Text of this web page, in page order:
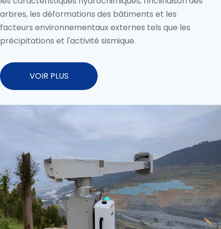
arbres, les déformations des bâtiments et les
facteurs environnementaux externes tels que les
précipitations et l'activité sismique.
VOIR PLUS